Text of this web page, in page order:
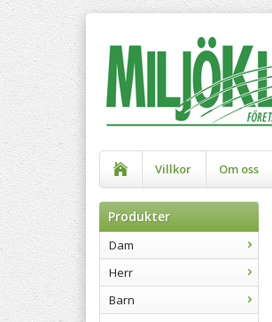
Villkor Om oss
Produkter
Dam
Herr
Barn